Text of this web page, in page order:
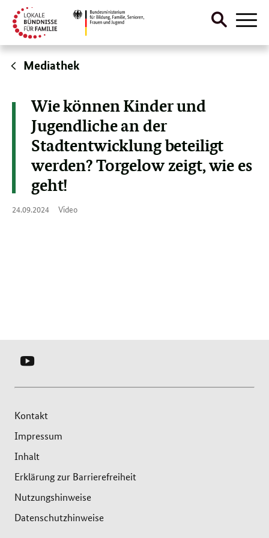
Direktlink:
Suche
Mediathek
Wie können Kinder und
Jugendliche an der
Stadtentwicklung beteiligt
werden? Torgelow zeigt, wie es
geht!
24.09.2024 24.Video
YOUTUBE
LOKALE
FAMILIE
Kontakt
Impressum
Inhalt
Erklärung zur Barrierefreiheit
Nutzungshinweise
Datenschutzhinweise